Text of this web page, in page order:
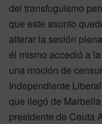
del transfuguismo
que este asunto
alterar la sesión
él mismo accedió a
una moción de
Independiente
que llegó de
presidente de Ceuta